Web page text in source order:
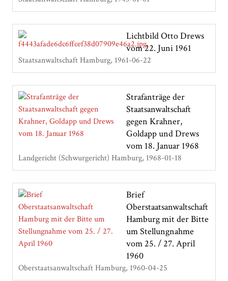
Lichtbild Otto Drews
vom 22. Juni 1961
Staatsanwaltschaft Hamburg 1961-06-22
Strafanträge der
Staatsanwaltschaft
gegen Krahner,
Goldapp und Drews
vom 18. Januar 1968
Landgericht (Schwurgericht) Hamburg 1968-01-18
Brief
Oberstaatsanwaltschaft
Hamburg mit der Bitte
um Stellungnahme
vom 25. / 27. April
1960
Oberstaatsanwaltschaft Hamburg 1960-04-25